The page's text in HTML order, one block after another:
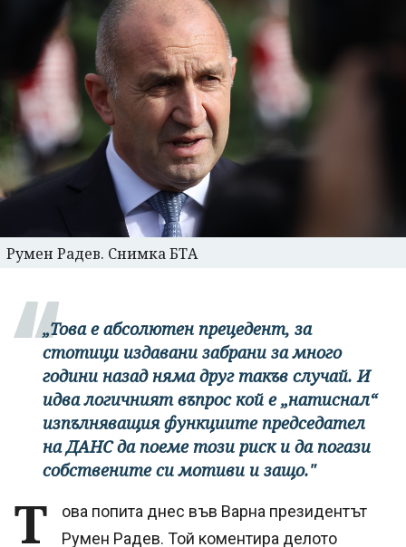
Румен Радев. Снимка БТА
„Това е абсолютен прецедент, за
стотици издавани забрани за много
години назад няма друг такъв случай. И
идва логичният въпрос кой е „натиснал“
изпълняващия функциите председател
на ДАНС да поеме този риск и да погази
собствените си мотиви и защо."
Т
ова попита днес във Варна президентът
Румен Радев. Той коментира делото